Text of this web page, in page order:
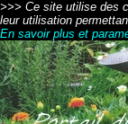
>>> Ce site utilise des
leur utilisation
En savoir plus et